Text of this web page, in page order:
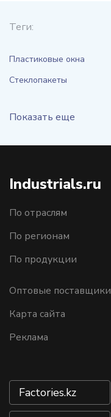
Теги:
Пластиковые окна
Стеклопакеты
Показать еще
Industrials.ru
По отраслям
По регионам
По продукции
Оптовые поставщики
Карта сайта
Реклама
Factories.kz